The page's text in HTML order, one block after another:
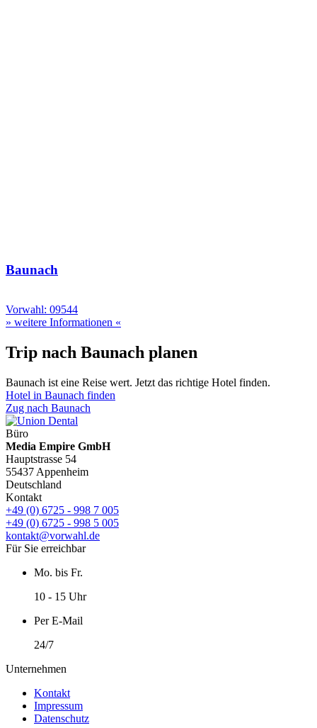
Baunach
Vorwahl: 09544
» weitere Informationen «
Trip nach Baunach planen
Baunach ist eine Reise wert. Jetzt das richtige Hotel finden.
Hotel in Baunach finden
Zug nach Baunach
Büro
Media Empire GmbH
Hauptstrasse 54
55437 Appenheim
Deutschland
Kontakt
+49 (0) 6725 - 998 7 005
+49 (0) 6725 - 998 5 005
kontakt@vorwahl.de
Für Sie erreichbar
Mo. bis Fr.
10 - 15 Uhr
Per E-Mail
24/7
Unternehmen
Kontakt
Impressum
Datenschutz